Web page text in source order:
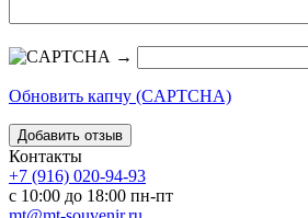
→
Обновить капчу (CAPTCHA)
Контакты
+7 (916) 020-94-93
с 10:00 до 18:00 пн-пт